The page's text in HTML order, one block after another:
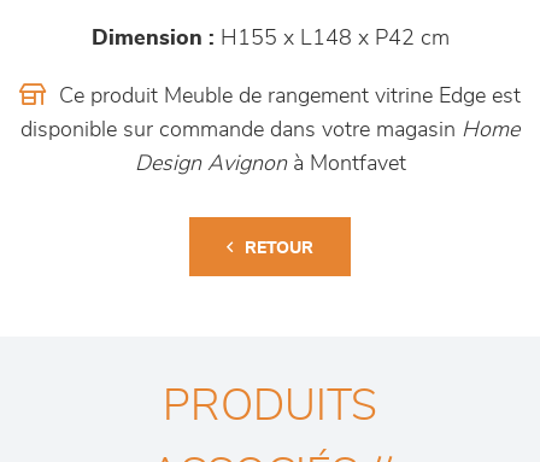
Dimension : H155 x L148 x P42 cm
Ce produit Meuble de rangement vitrine Edge est
disponible sur commande dans votre magasin Home
Design Avignonà Montfavet
RETOUR
PRODUITS